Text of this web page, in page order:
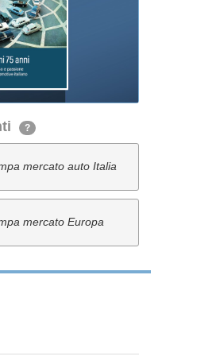
?
mercato auto Italia
mercato Europa